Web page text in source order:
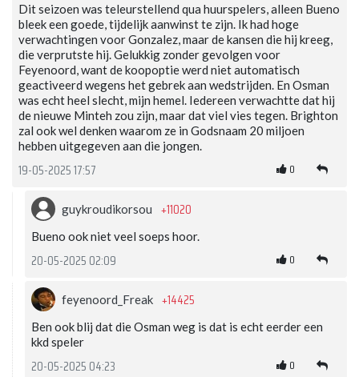
Dit seizoen was teleurstellend qua huurspelers, alleen Bueno
bleek een goede, tijdelijk aanwinst te zijn. Ik had hoge
verwachtingen voor Gonzalez, maar de kansen die hij kreeg,
die verprutste hij. Gelukkig zonder gevolgen voor
Feyenoord, want de koopoptie werd niet automatisch
geactiveerd wegens het gebrek aan wedstrijden. En Osman
was echt heel slecht, mijn hemel. Iedereen verwachtte dat hij
de nieuwe Minteh zou zijn, maar dat viel vies tegen. Brighton
zal ook wel denken waarom ze in Godsnaam 20 miljoen
hebben uitgegeven aan die jongen.
19-05-2025 17:57 0
guykroudikorsou +11020
Bueno ook niet veel soeps hoor.
20-05-2025 02:09 0
feyenoord_Freak +14425
Ben ook blij dat die Osman weg is dat is echt eerder een
kkd speler
20-05-2025 04:23 0